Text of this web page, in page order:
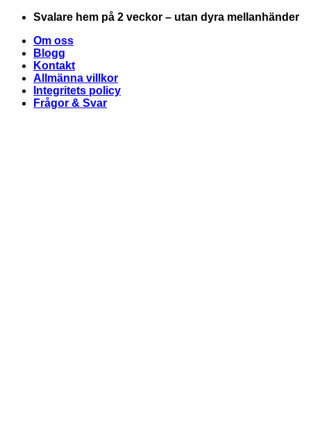
Skip
content
Svalare hem på 2 veckor – utan dyra mellanhänder
Om oss
Blogg
Kontakt
Allmänna villkor
Integritets policy
Frågor & Svar